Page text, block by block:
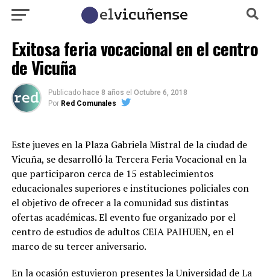
Exitosa feria vocacional en el centro
de Vicuña
Publicado hace 8 años el Octubre 6, 2018
Por Red Comunales
Este jueves en la Plaza Gabriela Mistral de la ciudad de
Vicuña, se desarrolló la Tercera Feria Vocacional en la
que participaron cerca de 15 establecimientos
educacionales superiores e instituciones policiales con
el objetivo de ofrecer a la comunidad sus distintas
ofertas académicas. El evento fue organizado por el
centro de estudios de adultos CEIA PAIHUEN, en el
marco de su tercer aniversario.
En la ocasión estuvieron presentes la Universidad de La